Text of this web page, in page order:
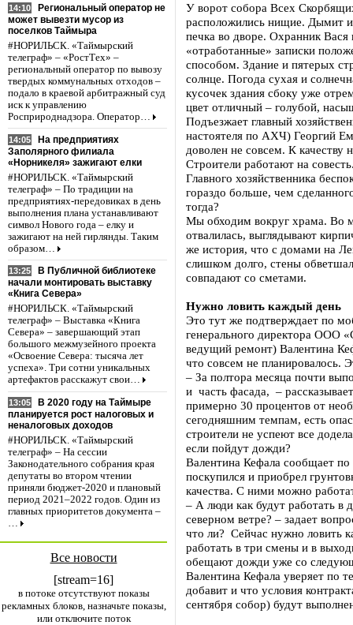
14:10
Региональный оператор не
может вывезти мусор из
поселков Таймыра
#НОРИЛЬСК. «Таймырский
телеграф» – «РостТех» –
региональный оператор по вывозу
твердых коммунальных отходов –
подало в краевой арбитражный суд
иск к управлению
Росприроднадзора. Оператор…
14:05
На предприятиях
Заполярного филиала
«Норникеля» зажигают елки
#НОРИЛЬСК. «Таймырский
телеграф» – По традиции на
предприятиях-передовиках в день
выполнения плана устанавливают
символ Нового года – елку и
зажигают на ней гирлянды. Таким
образом…
13:25
В Публичной библиотеке
начали монтировать выставку
«Книга Севера»
#НОРИЛЬСК. «Таймырский
телеграф» – Выставка «Книга
Севера» – завершающий этап
большого межмузейного проекта
«Освоение Севера: тысяча лет
успеха». Три сотни уникальных
артефактов расскажут свои…
13:05
В 2020 году на Таймыре
планируется рост налоговых и
неналоговых доходов
#НОРИЛЬСК. «Таймырский
телеграф» – На сессии
Законодательного собрания края
депутаты во втором чтении
приняли бюджет-2020 и плановый
период 2021–2022 годов. Один из
главных приоритетов документа –
…
Все новости
[stream=16]
в потоке отсутствуют показы
рекламных блоков, назначьте показы,
или отключите поток
У ворот собора Всех
расположились нищие. Дымит
печка во дворе. Охранник Вася
«отработанные» записки
способом. Здание и пятерых
солнце. Погода сухая и
кусочек здания сбоку уже
цвет отличный – голубой,
Подъезжает главный
настоятеля по АХЧ) Георгий
доволен не совсем. К качеству
Строители работают на
Главного хозяйственника
гораздо больше, чем
тогда?
Мы обходим вокруг храма. Во
отвалилась, выглядывают
же история, что с домами на
слишком долго, стены
совпадают со сметами.
Нужно ловить каждый день
Это тут же подтверждает по
генерального директора ООО
ведущий ремонт) Валентина
что совсем не планировалось.
– За полтора месяца почти
и часть фасада, –
примерно 30 процентов от
сегодняшним темпам, есть
строители не успеют все
если пойдут дожди?
Валентина Кефала сообщает
поскупился и приобрел
качества. С ними можно
– А люди как будут работать в
северном ветре? – задает
что ли? Сейчас нужно ловить
работать в три смены и в
обещают дожди уже со
Валентина Кефала уверяет по
добавит и что условия
сентября собор) будут